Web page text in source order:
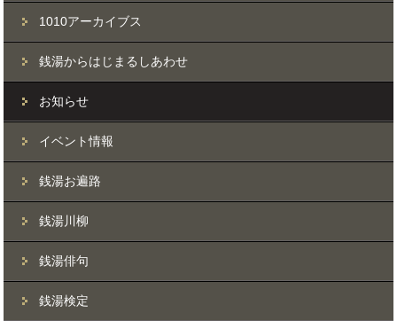
1010アーカイブス
銭湯からはじまるしあわせ
お知らせ
イベント情報
銭湯お遍路
銭湯川柳
銭湯俳句
銭湯検定